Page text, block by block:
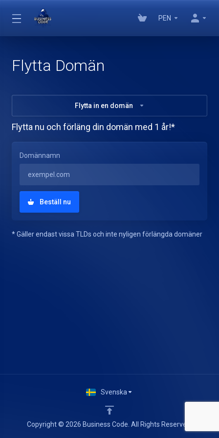
PEN
Flytta Domän
Flytta in en domän
Flytta nu och förläng din domän med 1 år!*
Domännamn
Beställ nu
* Gäller endast vissa TLDs och inte nyligen förlängda domäner
Copyright © 2026 Business Code. All Rights Reserved.
Svenska